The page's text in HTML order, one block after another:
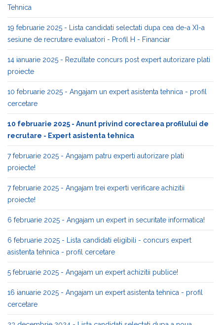
Tehnica
19 februarie 2025 - Lista candidati selectati dupa cea de-a XI-a
sesiune de recrutare evaluatori - Profil H - Financiar
14 ianuarie 2025 - Rezultate concurs post expert autorizare plati
proiecte
10 februarie 2025 - Angajam un expert asistenta tehnica - profil
cercetare
10 februarie 2025 - Anunt privind corectarea profilului de
recrutare - Expert asistenta tehnica
7 februarie 2025 - Angajam patru experti autorizare plati
proiecte!
7 februarie 2025 - Angajam trei experti verificare achizitii
proiecte!
6 februarie 2025 - Angajam un expert in securitate informatica!
6 februarie 2025 - Lista candidati eligibili - concurs expert
asistenta tehnica - profil cercetare
5 februarie 2025 - Angajam un expert achizitii publice!
16 ianuarie 2025 - Angajam un expert asistenta tehnica - profil
cercetare